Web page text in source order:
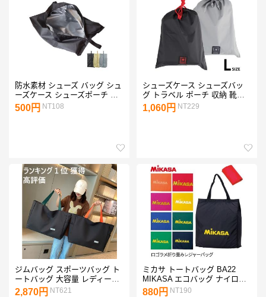
防水素材 シューズ バッグ シュ
ーズケース シューズポーチ シ
ューズ ケース ジム フィットネ
ス アウトドア 旅行 出張 スポ
500円 NT108
シューズケース シューズバッ
グ トラベル ポーチ 収納 靴入
れ アウトドア 海水浴 プール
旅行 スポーツ 持ち運び 便利 L
1,060円 NT229
ジムバッグ スポーツバッグ ト
ートバッグ 大容量 レディース
メンズ 防水 ショルダー フィッ
2,870円 NT621
ミカサ トートバッグ BA22
MIKASA エコバッグ ナイロン
折りたたみ ラメ入りロゴ バレ
880円 NT190